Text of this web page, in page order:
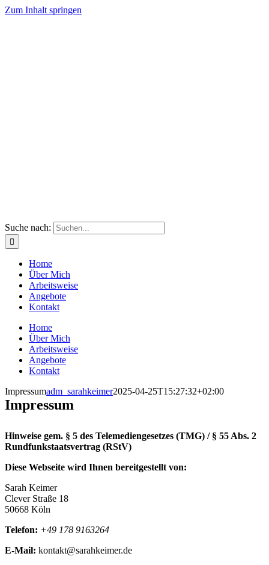
Zum Inhalt springen
Suche nach:
Home
Über Mich
Arbeitsweise
Angebote
Kontakt
Home
Über Mich
Arbeitsweise
Angebote
Kontakt
Impressumadm_sarahkeimer2025-04-25T15:27:32+02:00
Impressum
Hinweise gem. § 5 des Telemediengesetzes (TMG) / § 55 Abs. 2
Rundfunkstaatsvertrag (RStV)
Diese Webseite wird Ihnen bereitgestellt von:
Sarah Keimer
Clever Straße 18
50668 Köln
Telefon: +49 178 9163264
E-Mail: kontakt@sarahkeimer.de